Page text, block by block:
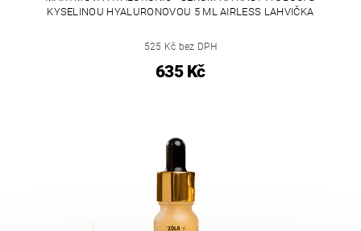
KYSELINOU HYALURONOVOU 5 ML AIRLESS LAHVIČKA
525 Kč bez DPH
635 Kč